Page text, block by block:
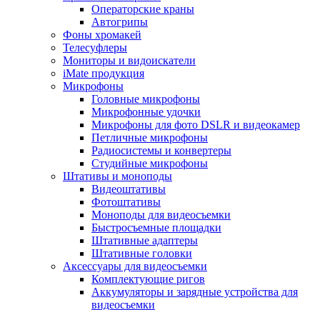
Операторские краны
Автогрипы
Фоны хромакей
Телесуфлеры
Мониторы и видоискатели
iMate продукция
Микрофоны
Головные микрофоны
Микрофонные удочки
Микрофоны для фото DSLR и видеокамер
Петличные микрофоны
Радиосистемы и конвертеры
Студийные микрофоны
Штативы и моноподы
Видеоштативы
Фотоштативы
Моноподы для видеосъемки
Быстросъемные площадки
Штативные адаптеры
Штативные головки
Аксессуары для видеосъемки
Комплектующие ригов
Аккумуляторы и зарядные устройства для
видеосъемки